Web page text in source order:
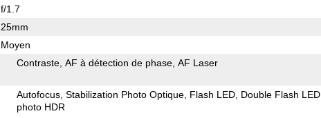
f/1.7
25mm
Moyen
Contraste AF à détection de phase AF Laser
Autofocus Stabilization Photo Optique Flash LED Double Flash LED
photo HDR